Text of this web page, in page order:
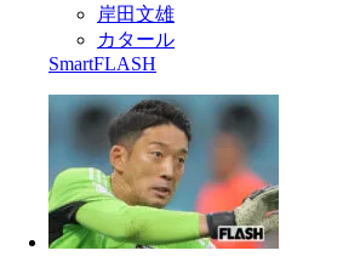
岸田文雄
カタール
SmartFLASH